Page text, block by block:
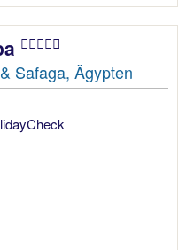
Safaga, Ägypten